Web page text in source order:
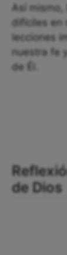
Así
difíciles en
lecciones
nuestra fe
de Él.
de Dios